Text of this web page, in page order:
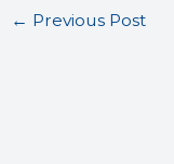
← Previous Post